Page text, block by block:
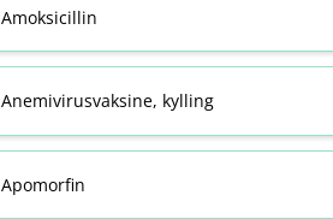
Amoksicillin
Anemivirusvaksine, kylling
Apomorfin